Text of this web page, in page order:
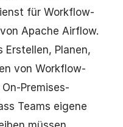
für Workflow-
Apache Airflow.
Erstellen, Planen,
von Workflow-
Premises-
Teams eigene